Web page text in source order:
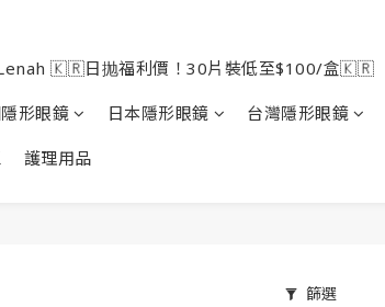
🇰🇷日抛福利價！30片裝低至$100/盒🇰🇷
形眼鏡 日本隱形眼鏡 台灣隱形眼鏡
護理用品
篩選